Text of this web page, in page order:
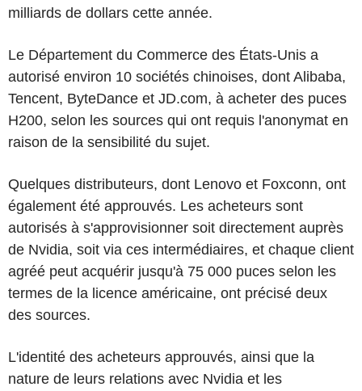
milliards de dollars cette année.
Le Département du Commerce des États-Unis a
autorisé environ 10 sociétés chinoises, dont Alibaba,
Tencent, ByteDance et JD.com, à acheter des puces
H200, selon les sources qui ont requis l'anonymat en
raison de la sensibilité du sujet.
Quelques distributeurs, dont Lenovo et Foxconn, ont
également été approuvés. Les acheteurs sont
autorisés à s'approvisionner soit directement auprès
de Nvidia, soit via ces intermédiaires, et chaque client
agréé peut acquérir jusqu'à 75 000 puces selon les
termes de la licence américaine, ont précisé deux
des sources.
L'identité des acheteurs approuvés, ainsi que la
nature de leurs relations avec Nvidia et les